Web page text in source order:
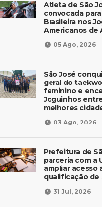
Atleta de São
convocada
Brasileira nos
Americanos de
05 Ago, 2026
São José
geral do
feminino e
Joguinhos
melhores
03 Ago, 2026
Prefeitura de
parceria com a
ampliar acesso
qualificação de
31 Jul, 2026